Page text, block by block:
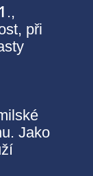
.,
při
Jako